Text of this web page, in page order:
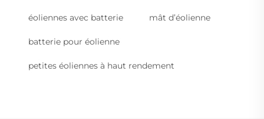
éoliennes avec batterie mât d’éolienne
batterie pour éolienne
petites éoliennes à haut rendement